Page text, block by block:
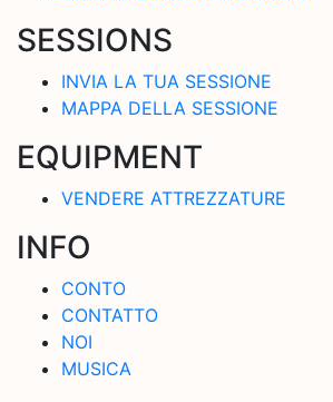
SESSIONS
INVIA LA TUA SESSIONE
MAPPA DELLA SESSIONE
EQUIPMENT
VENDERE ATTREZZATURE
INFO
CONTO
CONTATTO
NOI
MUSICA